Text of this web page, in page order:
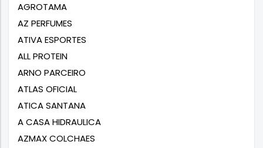
AGROTAMA
AZ PERFUMES
ATIVA ESPORTES
ALL PROTEIN
ARNO PARCEIRO
ATLAS OFICIAL
ATICA SANTANA
A CASA HIDRAULICA
AZMAX COLCHAES